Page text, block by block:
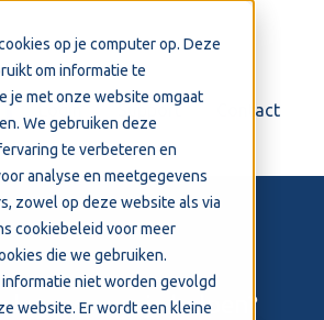
op je computer op. Deze
om informatie te
je met onze website omgaat
We gebruiken deze
te verbeteren en
analyse en meetgegevens
zowel op deze website als via
cookiebeleid voor meer
die we gebruiken.
niet worden gevolgd
website. Er wordt een kleine
Support Contact
kunnen we je helpen?